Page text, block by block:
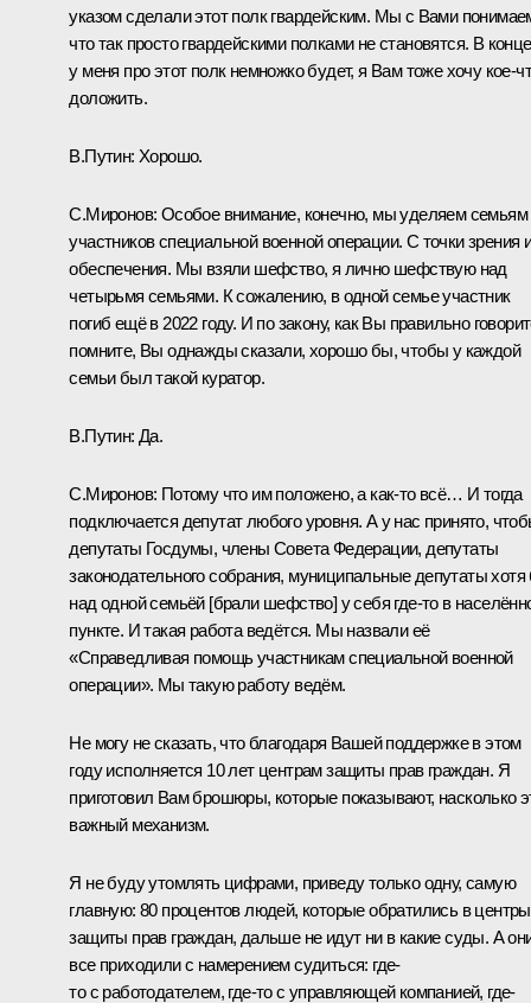
указом сделали этот полк гвардейским. Мы с Вами
что так просто гвардейскими полками не становятся. В конце
у меня про этот полк немножко будет, я Вам тоже хочу кое-
доложить.
В.Путин: Хорошо.
С.Миронов: Особое внимание, конечно, мы уделяем семьям
участников специальной военной операции. С точки зрения
обеспечения. Мы взяли шефство, я лично шефствую над
четырьмя семьями. К сожалению, в одной семье участник
погиб ещё в 2022 году. И по закону, как Вы правильно
помните, Вы однажды сказали, хорошо бы, чтобы у каждой
семьи был такой куратор.
В.Путин: Да.
С.Миронов: Потому что им положено, а как-то всё… И тогда
подключается депутат любого уровня. А у нас принято,
депутаты Госдумы, члены Совета Федерации, депутаты
законодательного собрания, муниципальные депутаты
над одной семьёй [брали шефство] у себя где-то в
пункте. И такая работа ведётся. Мы назвали её
«Справедливая помощь участникам специальной военной
операции». Мы такую работу ведём.
Не могу не сказать, что благодаря Вашей поддержке в этом
году исполняется 10 лет центрам защиты прав граждан. Я
приготовил Вам брошюры, которые показывают, насколько
важный механизм.
Я не буду утомлять цифрами, приведу только одну, самую
главную: 80 процентов людей, которые обратились в центры
защиты прав граждан, дальше не идут ни в какие суды. А
все приходили с намерением судиться: где-
то с работодателем, где-то с управляющей компанией, где-